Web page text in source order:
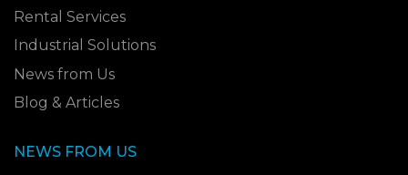
Rental Services
Industrial Solutions
News from Us
Blog & Articles
NEWS FROM US